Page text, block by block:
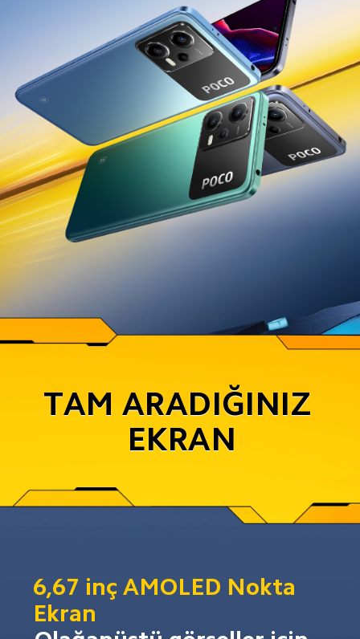
TAM ARADIĞINIZ
EKRAN
6,67 inç AMOLED Nokta
Ekran